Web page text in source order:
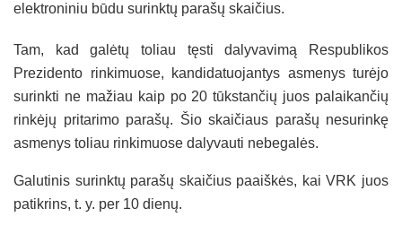
elektroniniu būdu surinktų parašų skaičius.
Tam, kad galėtų toliau tęsti dalyvavimą Respublikos
Prezidento rinkimuose, kandidatuojantys asmenys turėjo
surinkti ne mažiau kaip po 20 tūkstančių juos palaikančių
rinkėjų pritarimo parašų. Šio skaičiaus parašų nesurinkę
asmenys toliau rinkimuose dalyvauti nebegalės.
Galutinis surinktų parašų skaičius paaiškės, kai VRK juos
patikrins, t. y. per 10 dienų.